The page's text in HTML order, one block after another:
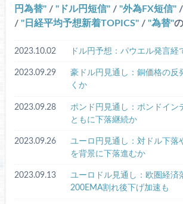
円為替
/ ドル円短信 / 外為FX短信
/
日経平均予想新着TOPICS / 為替
2023.10.02 ドル円予想：パウエル発言
2023.09.29
豪ドル円見通し：銅価格の反
くか
2023.09.28
ポンド円見通し：ポンドイン
ともに下落継続か
2023.09.26
ユーロ円見通し：対ドル下落
を背景に下落進むか
2023.09.13
ユーロドル見通し：欧圏経済
200EMA割れ後下げ加速も